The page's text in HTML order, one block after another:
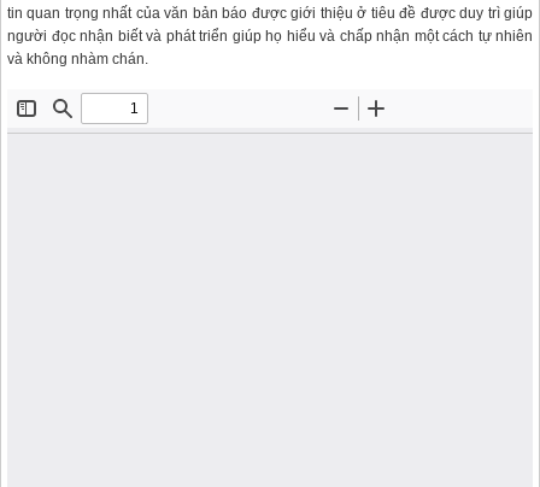
tin quan trọng nhất của văn bản báo được giới thiệu ở tiêu đề được duy trì giúp
người đọc nhận biết và phát triển giúp họ hiểu và chấp nhận một cách tự nhiên
và không nhàm chán.